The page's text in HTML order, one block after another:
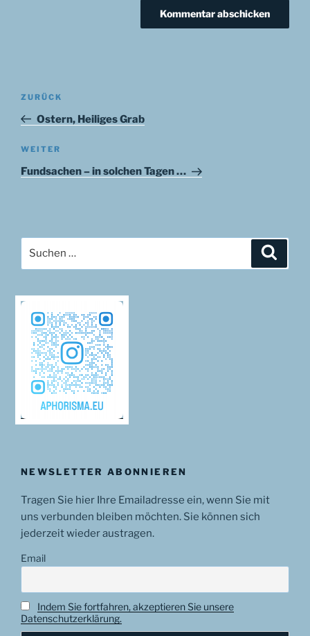
Beitragsnavigation
Vorheriger
Beitrag
ZURÜCK
Ostern, Heiliges Grab
Nächster
Beitrag
WEITER
Fundsachen – in solchen Tagen …
nach:
NEWSLETTER ABONNIEREN
Tragen Sie hier Ihre Emailadresse ein, wenn Sie mit
uns verbunden bleiben möchten. Sie können sich
jederzeit wieder austragen.
Email
Indem Sie fortfahren, akzeptieren Sie unsere
Datenschutzerklärung.